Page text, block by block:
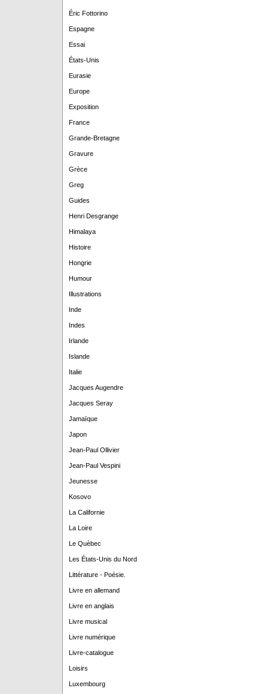
Éric Fottorino
Espagne
Essai
États-Unis
Eurasie
Europe
Exposition
France
Grande-Bretagne
Gravure
Grèce
Greg
Guides
Henri Desgrange
Himalaya
Histoire
Hongrie
Humour
Illustrations
Inde
Indes
Irlande
Islande
Italie
Jacques Augendre
Jacques Seray
Jamaïque
Japon
Jean-Paul Ollivier
Jean-Paul Vespini
Jeunesse
Kosovo
La Californie
La Loire
Le Quèbec
Les États-Unis du Nord
Littérature - Poésie.
Livre en allemand
Livre en anglais
Livre musical
Livre numérique
Livre-catalogue
Loisirs
Luxembourg